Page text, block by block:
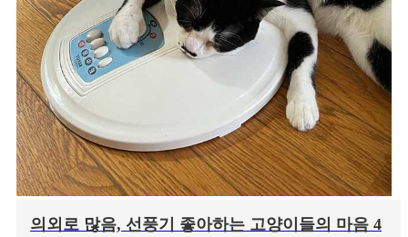
의외로 많음, 선풍기 좋아하는 고양이들의 마음 4